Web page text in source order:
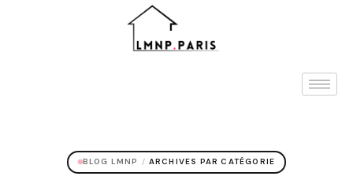
BLOG LMNP / ARCHIVES PAR CATÉGORIE